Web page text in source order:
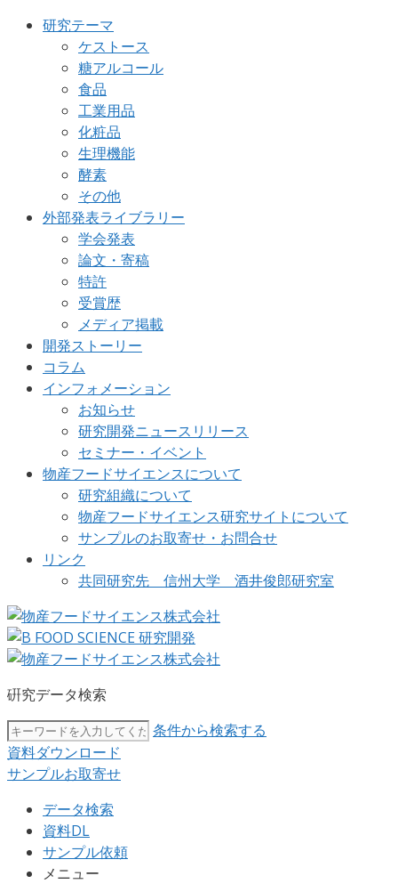
研究テーマ
ケストース
糖アルコール
食品
工業用品
化粧品
生理機能
酵素
その他
外部発表ライブラリー
学会発表
論文・寄稿
特許
受賞歴
メディア掲載
開発ストーリー
コラム
インフォメーション
お知らせ
研究開発ニュースリリース
セミナー・イベント
物産フードサイエンスについて
研究組織について
物産フードサイエンス研究サイトについて
サンプルのお取寄せ・お問合せ
リンク
共同研究先 信州大学 酒井俊郎研究室
硏究データ検索
条件から検索する
資料ダウンロード
サンプルお取寄せ
データ検索
資料DL
サンプル依頼
メニュー